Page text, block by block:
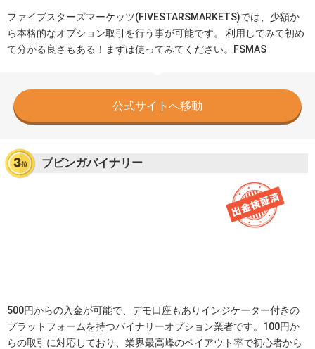
ファイブスターズマーケッツ(FIVESTARSMARKETS)では、少額か
ら本格的なオプション取引を行う事が可能です。 利用してみて初め
て分かる良さもある！まずは使ってみてください。FSMAS
公式サイトへ移動
ブビンガバイナリー
500円からの入金が可能で、デモ口座もありインジケーター付きの
プラットフォームを持つバイナリーオプション業者です。100円か
らの取引に対応しており、業界最高峰のペイアウト率で初心者から